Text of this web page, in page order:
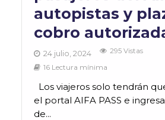
autopistas y
cobro
24 julio, 2024
295 Vistas
16 Lectura mínima
Los viajeros solo tendrán
el portal AIFA PASS e
de...